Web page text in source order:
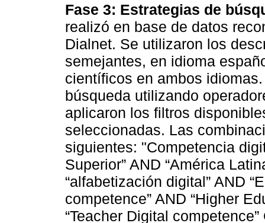
Fase 3: Estrategias de
realizó en base de datos
Dialnet. Se utilizaron los
semejantes, en idioma
científicos en ambos
búsqueda utilizando
aplicaron los filtros
seleccionadas. Las
siguientes: "Competencia
Superior” AND “América
“alfabetización digital” AND
competence” AND “Higher
“Teacher Digital